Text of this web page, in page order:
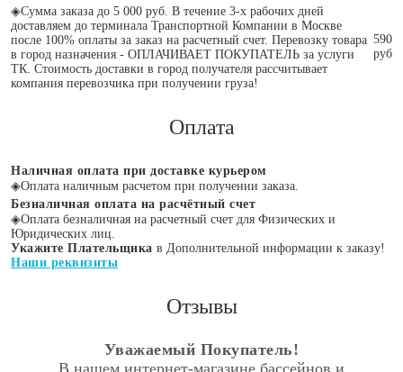
◈Сумма заказа до 5 000 руб. В течение 3-х рабочих дней
доставляем до терминала Транспортной Компании в Москве
после 100% оплаты за заказ на расчетный счет. Перевозку товара
в город назначения - ОПЛАЧИВАЕТ ПОКУПАТЕЛЬ за услуги
ТК. Стоимость доставки в город получателя рассчитывает
компания перевозчика при получении груза!
590
руб
Оплата
Наличная оплата при доставке курьером
◈Оплата наличным расчетом при получении заказа.
Безналичная оплата на расчётный счет
◈Оплата безналичная на расчетный счет для Физических и
Юридических лиц.
Укажите Плательщика в Дополнительной информации к заказу!
Наши реквизиты
Отзывы
Уважаемый Покупатель!
В нашем интернет-магазине бассейнов и